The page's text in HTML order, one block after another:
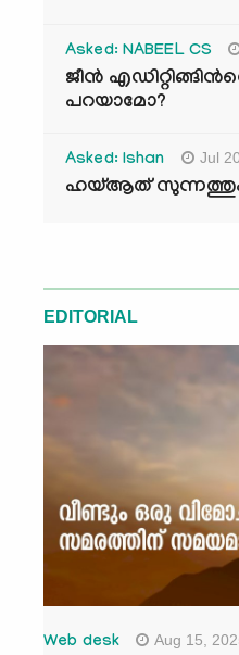
Asked: NABEEL CS
ജീൻ
പറയാമോ?
Asked: Ishan Jul
ഹയ്ആത്
EDITORIAL
Web desk Aug 15,